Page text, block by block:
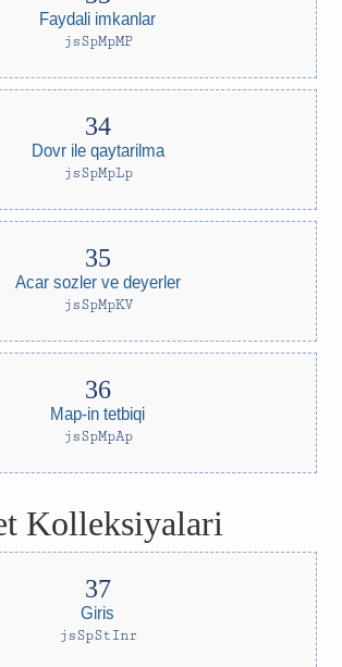
Faydali imkanlar
jsSpMpMP
Dovr ile qaytarilma
jsSpMpLp
Acar sozler ve deyerler
jsSpMpKV
Map-in tetbiqi
jsSpMpAp
Kolleksiyalari
Giris
jsSpStInr